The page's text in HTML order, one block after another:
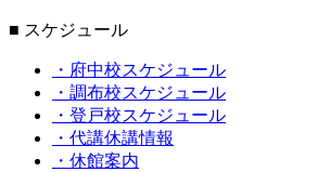
■ スケジュール
・府中校スケジュール
・調布校スケジュール
・登戸校スケジュール
・代講休講情報
・休館案内